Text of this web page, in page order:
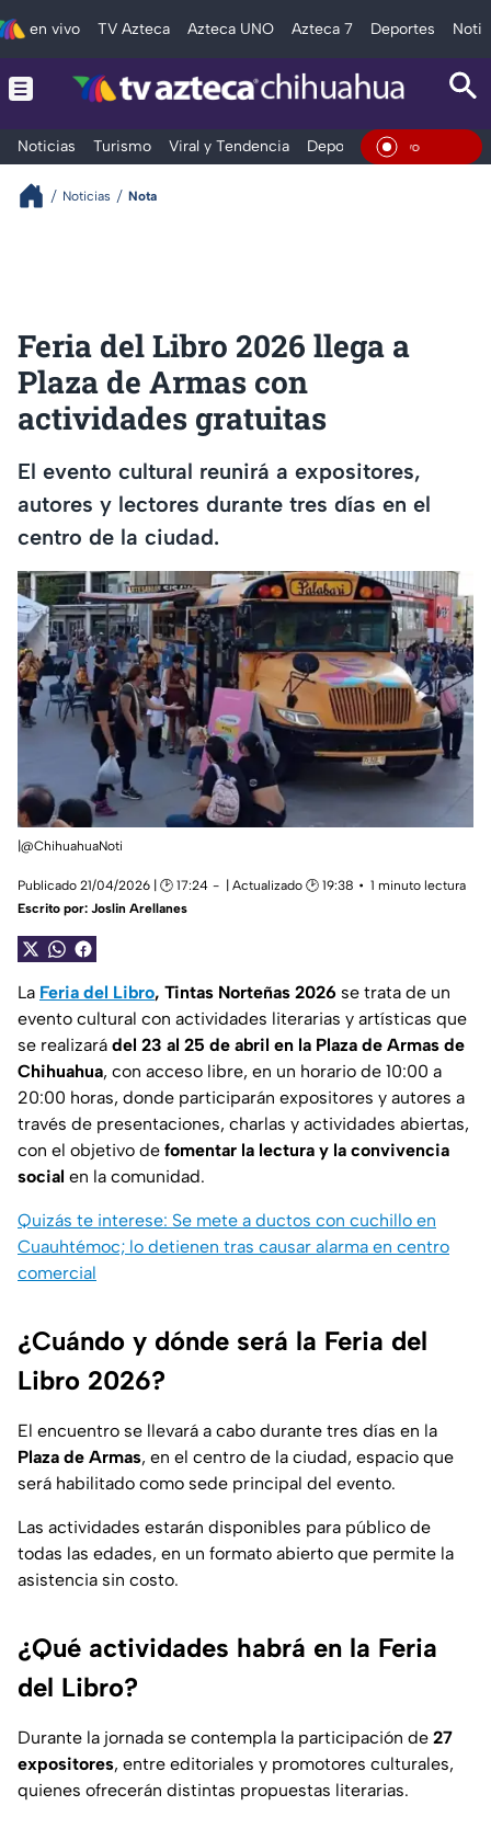
en vivo TV Azteca Azteca UNO Azteca 7 Deportes
Noticias Turismo Viral y Tendencia Deportes Espectáculos
En Vivo
Noticias Nota
Feria del Libro 2026 llega a
Plaza de Armas con
actividades gratuitas
El evento cultural reunirá a expositores,
autores y lectores durante tres días en el
centro de la ciudad.
|@ChihuahuaNoti
Publicado 21/04/2026 | 🕑 17:24 | Actualizado 🕑 19:38
1 minuto lectura
Escrito por: Joslin Arellanes
La Feria del Libro, Tintas Norteñas 2026 se trata de un
evento cultural con actividades literarias y artísticas que
se realizará del 23 al 25 de abril en la Plaza de Armas de
Chihuahua, con acceso libre, en un horario de 10:00 a
20:00 horas, donde participarán expositores y autores a
través de presentaciones, charlas y actividades abiertas,
con el objetivo de fomentar la lectura y la convivencia
social en la comunidad.
Quizás te interese: Se mete a ductos con cuchillo en
Cuauhtémoc; lo detienen tras causar alarma en centro
comercial
¿Cuándo y dónde será la Feria del
Libro 2026?
El encuentro se llevará a cabo durante tres días en la
Plaza de Armas, en el centro de la ciudad, espacio que
será habilitado como sede principal del evento.
Las actividades estarán disponibles para público de
todas las edades, en un formato abierto que permite la
asistencia sin costo.
¿Qué actividades habrá en la Feria
del Libro?
Durante la jornada se contempla la participación de 27
expositores, entre editoriales y promotores culturales,
quienes ofrecerán distintas propuestas literarias.